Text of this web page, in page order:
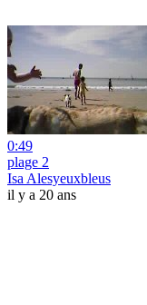
0:49
plage 2
Isa Alesyeuxbleus
il y a 20 ans